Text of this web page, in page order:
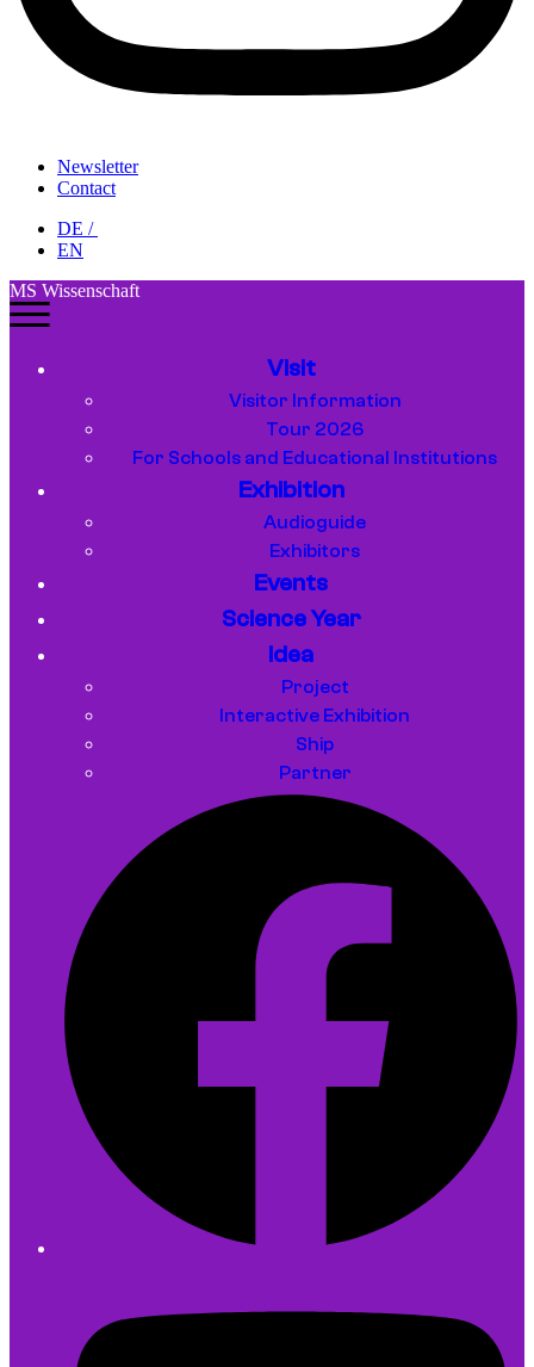
Newsletter
Contact
DE /
EN
MS Wissenschaft
Visit
Visitor Information
Tour 2026
For Schools and Educational Institutions
Exhibition
Audioguide
Exhibitors
Events
Science Year
Idea
Project
Interactive Exhibition
Ship
Partner